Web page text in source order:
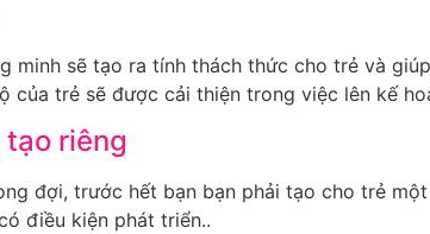
minh sẽ tạo ra tính thách thức cho trẻ và
của trẻ sẽ được cải thiện trong việc lên kế
tạo riêng
đợi, trước hết bạn bạn phải tạo cho trẻ
điều kiện phát triển..